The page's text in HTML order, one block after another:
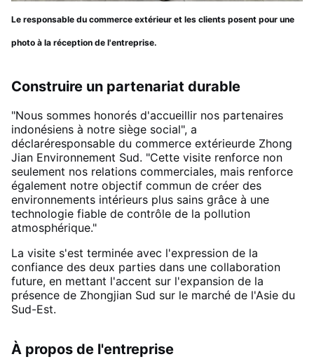
Le responsable du commerce extérieur et les clients posent pour une
photo à la réception de l'entreprise.
Construire un partenariat durable
"Nous sommes honorés d'accueillir nos partenaires
indonésiens à notre siège social", a
déclaréresponsable du commerce extérieurde Zhong
Jian Environnement Sud. "Cette visite renforce non
seulement nos relations commerciales, mais renforce
également notre objectif commun de créer des
environnements intérieurs plus sains grâce à une
technologie fiable de contrôle de la pollution
atmosphérique."
La visite s'est terminée avec l'expression de la
confiance des deux parties dans une collaboration
future, en mettant l'accent sur l'expansion de la
présence de Zhongjian Sud sur le marché de l'Asie du
Sud-Est.
À propos de l'entreprise